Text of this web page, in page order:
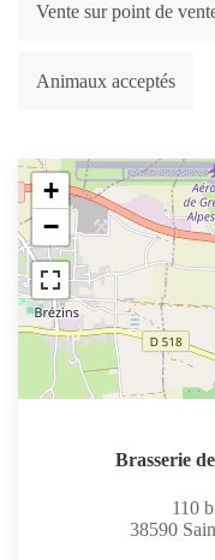
Vente sur point de
Animaux acceptés
+
−
Brasserie
110
38590